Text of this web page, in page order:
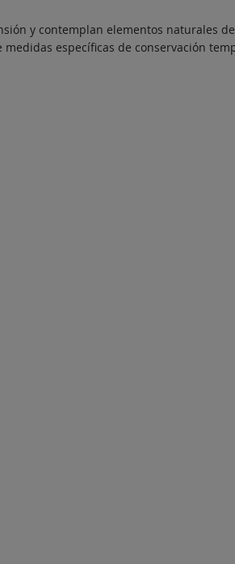
y contemplan elementos naturales
específicas de conservación